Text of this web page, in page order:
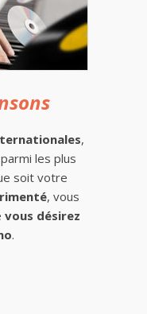
,
les plus
soit votre
, vous
vous désirez
.